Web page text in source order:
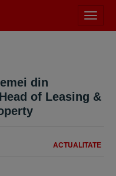
meniu
din
of Leasing &
ACTUALITATE